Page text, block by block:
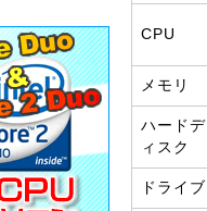
CPU
メモリ
ハードデ
ィスク
ドライブ